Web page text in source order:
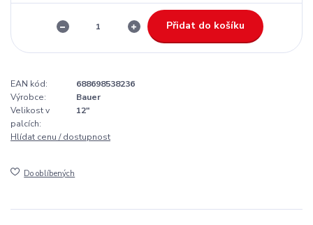
Přidat do košíku
EAN kód:
688698538236
Výrobce:
Bauer
Velikost v
palcích:
12"
Hlídat cenu / dostupnost
Do oblíbených